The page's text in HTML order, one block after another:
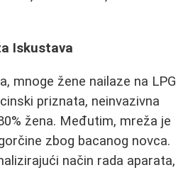
Iskustava
mnoge žene nailaze na LPG
priznata, neinvazivna
žena. Međutim, mreža je
zbog bacanog novca.
način rada aparata,